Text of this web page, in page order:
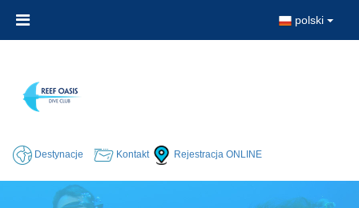
polski
Destynacje Kontakt Rejestracja ONLINE